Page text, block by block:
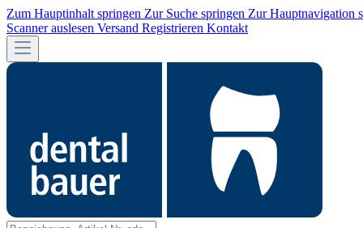
Zum Hauptinhalt springen Zur Suche springen Zur Hauptnavigation
Scanner auslesen Versand Registrieren Kontakt